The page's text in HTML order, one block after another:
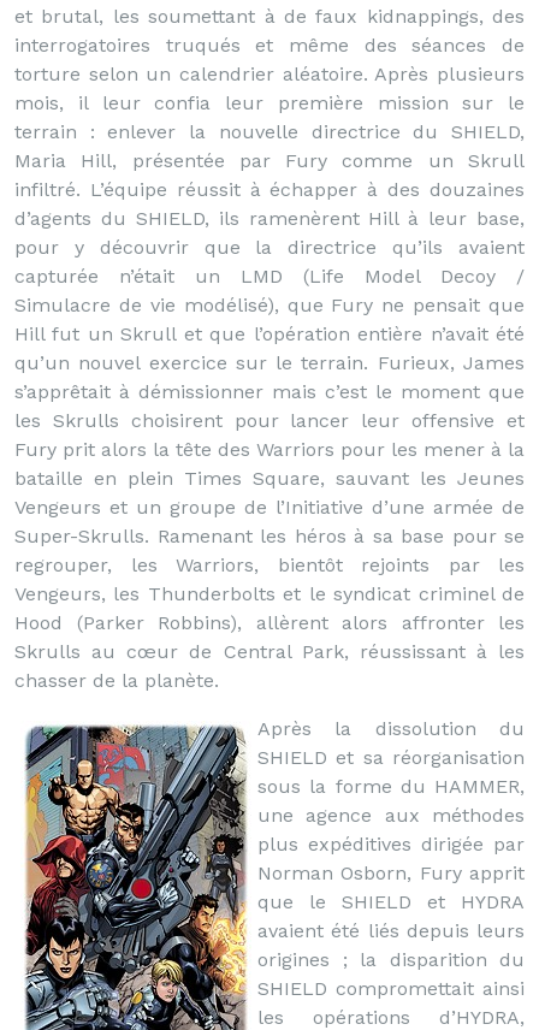
et brutal, les soumettant à de faux kidnappings, des
interrogatoires truqués et même des séances de
torture selon un calendrier aléatoire. Après plusieurs
mois, il leur confia leur première mission sur le
terrain : enlever la nouvelle directrice du SHIELD,
Maria Hill, présentée par Fury comme un Skrull
infiltré. L’équipe réussit à échapper à des douzaines
d’agents du SHIELD, ils ramenèrent Hill à leur base,
pour y découvrir que la directrice qu’ils avaient
capturée n’était un LMD (Life Model Decoy /
Simulacre de vie modélisé), que Fury ne pensait que
Hill fut un Skrull et que l’opération entière n’avait été
qu’un nouvel exercice sur le terrain. Furieux, James
s’apprêtait à démissionner mais c’est le moment que
les Skrulls choisirent pour lancer leur offensive et
Fury prit alors la tête des Warriors pour les mener à la
bataille en plein Times Square, sauvant les Jeunes
Vengeurs et un groupe de l’Initiative d’une armée de
Super-Skrulls. Ramenant les héros à sa base pour se
regrouper, les Warriors, bientôt rejoints par les
Vengeurs, les Thunderbolts et le syndicat criminel de
Hood (Parker Robbins), allèrent alors affronter les
Skrulls au cœur de Central Park, réussissant à les
chasser de la planète.
Après la dissolution du
SHIELD et sa réorganisation
sous la forme du HAMMER,
une agence aux méthodes
plus expéditives dirigée par
Norman Osborn, Fury apprit
que le SHIELD et HYDRA
avaient été liés depuis leurs
origines ; la disparition du
SHIELD compromettait ainsi
les opérations d’HYDRA,